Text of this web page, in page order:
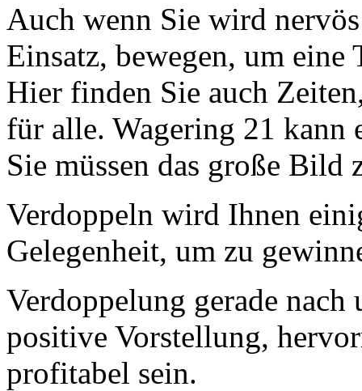
Auch wenn Sie wird
Einsatz, bewegen, um
Hier finden Sie auch
für alle. Wagering 21 kann
Sie müssen das große Bild
Verdoppeln wird Ihnen
Gelegenheit, um zu
Verdoppelung gerade
positive Vorstellung,
profitabel sein.